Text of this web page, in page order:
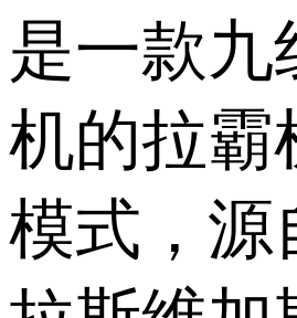
是一款九
机的拉霸
模式，源